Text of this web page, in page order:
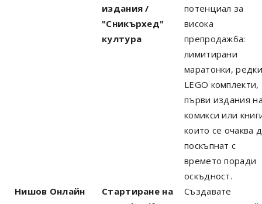
издания /
"Сникърхед"
култура
потенциал за
висока
препродажба:
лимитирани
маратонки, редки
LEGO комплекти,
първи издания
комикси или
които се очаква
поскъпнат с
времето поради
оскъдност.
Нишов Онлайн
Стартиране на
Създавате